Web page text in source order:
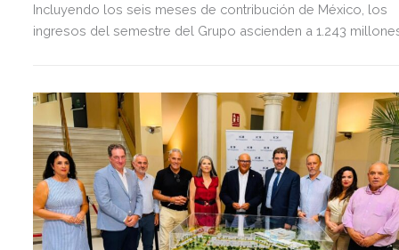
Incluyendo los seis meses de contribución de México, los
ingresos del semestre del Grupo ascienden a 1.243